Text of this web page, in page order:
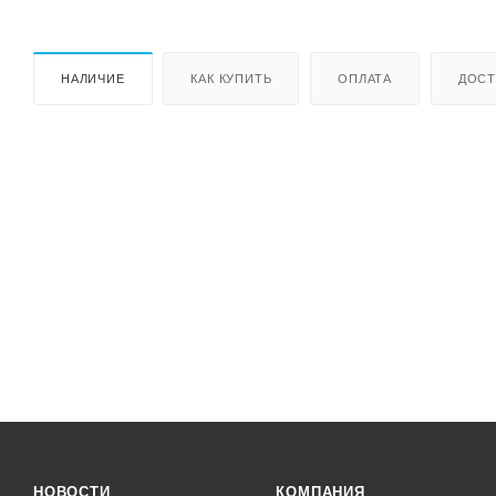
НАЛИЧИЕ КАК КУПИТЬ ОПЛАТА
НОВОСТИ КОМПАНИЯ